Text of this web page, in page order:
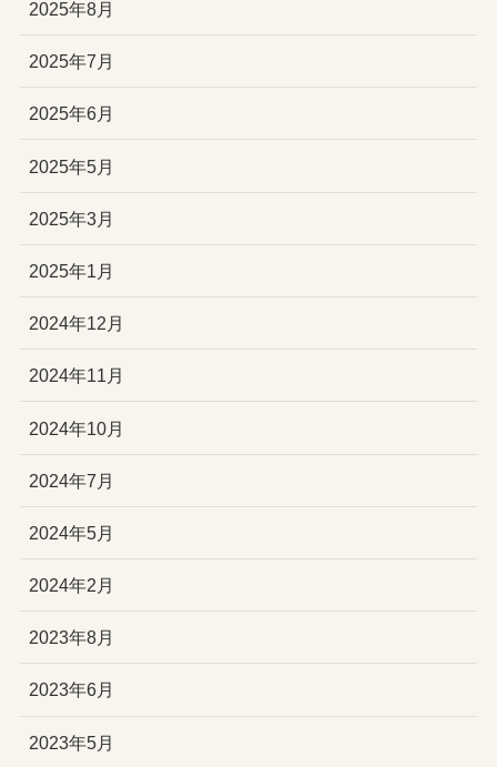
2025年8月
2025年7月
2025年6月
2025年5月
2025年3月
2025年1月
2024年12月
2024年11月
2024年10月
2024年7月
2024年5月
2024年2月
2023年8月
2023年6月
2023年5月